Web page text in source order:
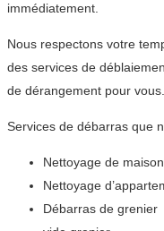
immédiatement.
Nous respectons votre
des services de
de dérangement pour
Services de débarras que
Nettoyage de maison
Nettoyage
Débarras de grenier